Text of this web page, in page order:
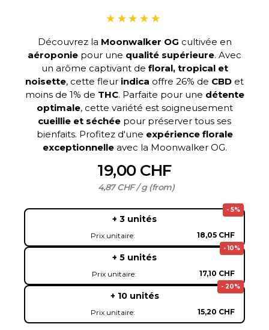
Découvrez la Moonwalker OG cultivée en
aéroponie pour une qualité supérieure. Avec
un arôme captivant de floral, tropical et
noisette, cette fleur indica offre 26% de CBD et
moins de 1% de THC. Parfaite pour une détente
optimale, cette variété est soigneusement
cueillie et séchée pour préserver tous ses
bienfaits. Profitez d'une expérience florale
exceptionnelleavec la Moonwalker OG.
19,00 CHF
4,87 CHF / g (from)
- 5%
+ 3 unités
Prix unitaire: 18,05 CHF
- 10%
+ 5 unités
Prix unitaire: 17,10 CHF
- 20%
+ 10 unités
Prix unitaire: 15,20 CHF